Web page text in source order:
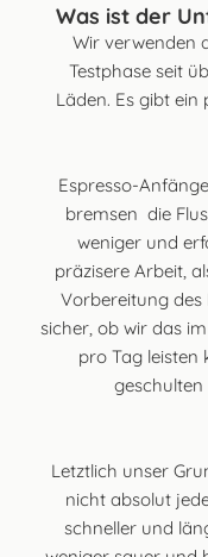
Was ist der
Wir verwenden
Testphase seit
Läden. Es gibt ein
Espresso-
bremsen die
weniger und
präzisere Arbeit,
Vorbereitung des
sicher, ob wir das
pro Tag leisten
geschulten
Letztlich unser
nicht absolut
schneller und